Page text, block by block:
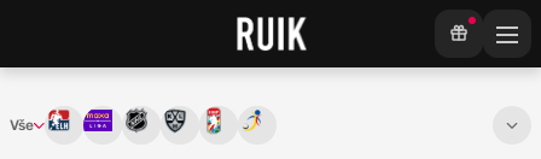
Vše Tipsport extraliga
Maxa ligaNHL KHL Mistrovství světa